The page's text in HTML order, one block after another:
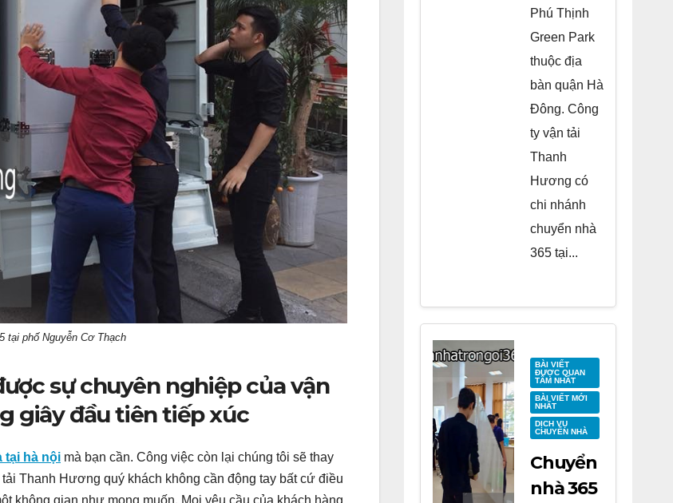
tại phố Nguyễn Cơ Thạch
sự chuyên nghiệp của vận
giây đầu tiên tiếp xúc
tại hà nội mà bạn cần. Công việc còn lại chúng tôi sẽ thay
Thanh Hương quý khách không cần động tay bất cứ điều
Green
Park Hà
Đông
Phú Thịnh
Green Park
thuộc địa
bàn quận Hà
Đông. Công
ty vận tải
Thanh
Hương có
chi nhánh
chuyển nhà
365 tại...
BÀI VIẾT
ĐƯỢC QUAN
TÂM NHẤT
BÀI VIẾT MỚI
NHẤT
DỊCH VỤ
CHUYỂN NHÀ
Chuyển
nhà 365